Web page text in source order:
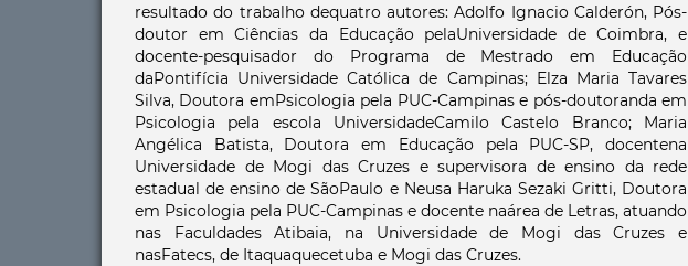
resultado do trabalho dequatro autores: Adolfo Ignacio Calderón, Pós-
doutor em Ciências da Educação pelaUniversidade de Coimbra, e
docente-pesquisador do Programa de Mestrado em Educação
daPontifícia Universidade Católica de Campinas; Elza Maria Tavares
Silva, Doutora emPsicologia pela PUC-Campinas e pós-doutoranda em
Psicologia pela escola UniversidadeCamilo Castelo Branco; Maria
Angélica Batista, Doutora em Educação pela PUC-SP, docentena
Universidade de Mogi das Cruzes e supervisora de ensino da rede
estadual de ensino de SãoPaulo e Neusa Haruka Sezaki Gritti, Doutora
em Psicologia pela PUC-Campinas e docente naárea de Letras, atuando
nas Faculdades Atibaia, na Universidade de Mogi das Cruzes e
nasFatecs, de Itaquaquecetuba e Mogi das Cruzes.